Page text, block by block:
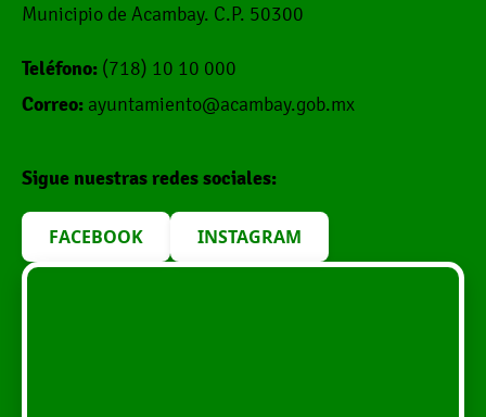
Municipio de Acambay. C.P. 50300
Teléfono: (718) 10 10 000
Correo: ayuntamiento@acambay.gob.mx
Sigue nuestras redes sociales:
FACEBOOK INSTAGRAM